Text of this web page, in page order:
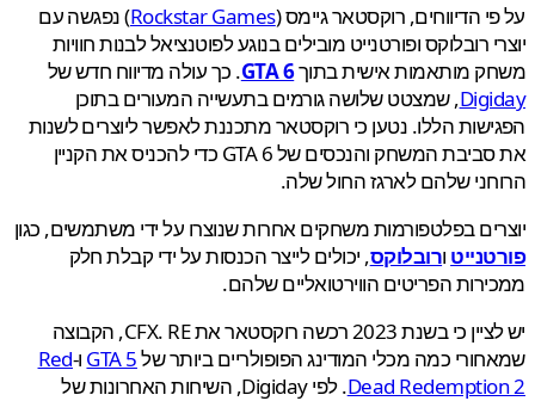
הדיווחים, רוקסטאר גיימס (Rockstar Games) נפגשה עם
רובלוקס ופורטנייט מובילים בנוגע לפוטנציאל לבנות חוויות
מותאמות אישית בתוךGTA 6. כך עולה מדיווח חדש של
, שמצטט שלושה גורמים בתעשייה המעורים בתוכן
הללו. נטען כי רוקסטאר מתכננת לאפשר ליוצרים לשנות
את סביבת המשחק והנכסים של GTA 6 כדי להכניס את הקניין
שלהם לארגז החול שלה.
בפלטפורמות משחקים אחרות שנוצרו על ידי משתמשים, כגון
ורובלוקס, יכולים לייצר הכנסות על ידי קבלת חלק
הפריטים הווירטואליים שלהם.
יש לציין כי בשנת 2023 רכשה רוקסטאר את CFX. RE, הקבוצה
כמה מכלי המודינג הפופולריים ביותר שלGTA 5ו-Red
Dead
. לפי Digiday, השיחות האחרונות של